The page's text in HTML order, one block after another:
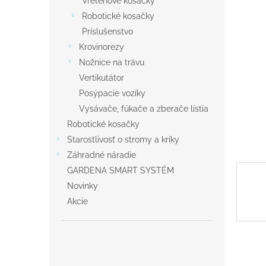
Robotické kosačky
Príslušenstvo
Krovinorezy
Nožnice na trávu
Vertikutátor
Posýpacie vozíky
Vysávače, fúkače a zberače lístia
Robotické kosačky
Starostlivosť o stromy a kríky
Záhradné náradie
GARDENA SMART SYSTÉM
Novinky
Akcie